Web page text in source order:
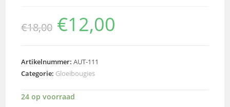
€18,00 €12,00
Artikelnummer:AUT-111
Categorie: Gloeibougies
24 op voorraad